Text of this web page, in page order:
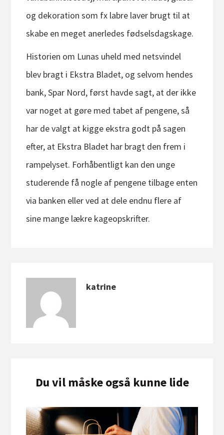
og dekoration som fx labre laver brugt til at
skabe en meget anerledes fødselsdagskage.
Historien om Lunas uheld med netsvindel
blev bragt i Ekstra Bladet, og selvom hendes
bank, Spar Nord, først havde sagt, at der ikke
var noget at gøre med tabet af pengene, så
har de valgt at kigge ekstra godt på sagen
efter, at Ekstra Bladet har bragt den frem i
rampelyset. Forhåbentligt kan den unge
studerende få nogle af pengene tilbage enten
via banken eller ved at dele endnu flere af
sine mange lækre kageopskrifter.
katrine
Du vil måske også kunne lide